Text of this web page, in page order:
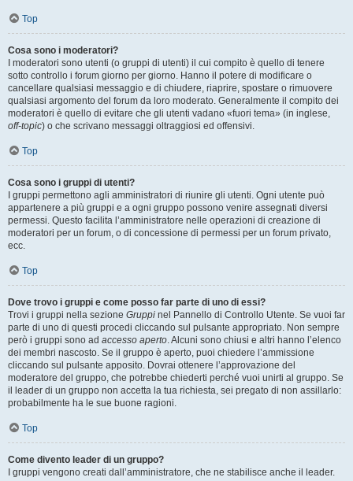
Top
Cosa sono i moderatori?
I moderatori sono utenti (o gruppi di utenti) il cui compito è quello di tenere
sotto controllo i forum giorno per giorno. Hanno il potere di modificare o
cancellare qualsiasi messaggio e di chiudere, riaprire, spostare o rimuovere
qualsiasi argomento del forum da loro moderato. Generalmente il compito dei
moderatori è quello di evitare che gli utenti vadano «fuori tema» (in inglese,
off-topic) o che scrivano messaggi oltraggiosi ed offensivi.
Top
Cosa sono i gruppi di utenti?
I gruppi permettono agli amministratori di riunire gli utenti. Ogni utente può
appartenere a più gruppi e a ogni gruppo possono venire assegnati diversi
permessi. Questo facilita l’amministratore nelle operazioni di creazione di
moderatori per un forum, o di concessione di permessi per un forum privato,
ecc.
Top
Dove trovo i gruppi e come posso far parte di uno di essi?
Trovi i gruppi nella sezione Gruppi nel Pannello di Controllo Utente. Se vuoi far
parte di uno di questi procedi cliccando sul pulsante appropriato. Non sempre
però i gruppi sono ad accesso aperto . Alcuni sono chiusi e altri hanno l’elenco
dei membri nascosto. Se il gruppo è aperto, puoi chiedere l’ammissione
cliccando sul pulsante apposito. Dovrai ottenere l’approvazione del
moderatore del gruppo, che potrebbe chiederti perché vuoi unirti al gruppo. Se
il leader di un gruppo non accetta la tua richiesta, sei pregato di non assillarlo:
probabilmente ha le sue buone ragioni.
Top
Come divento leader di un gruppo?
I gruppi vengono creati dall’amministratore, che ne stabilisce anche il leader.